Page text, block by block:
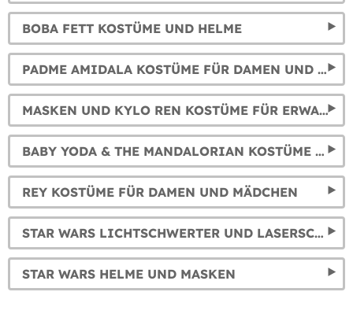
BOBA FETT KOSTÜME UND HELME
PADME AMIDALA KOSTÜME FÜR DAMEN UND KINDER
MASKEN UND KYLO REN KOSTÜME FÜR ERWACHSENE UND KINDER
BABY YODA & THE MANDALORIAN KOSTÜME FÜR KINDER UND ERWACHSENE
REY KOSTÜME FÜR DAMEN UND MÄDCHEN
STAR WARS LICHTSCHWERTER UND LASERSCHWERTER ALLER CHARAKTERE
STAR WARS HELME UND MASKEN